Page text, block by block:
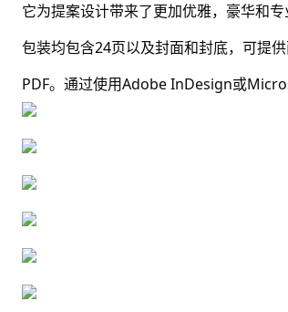
它为提案设计带来了更加优雅，豪华和
包装均包含24页以及封面和封底，可提
PDF。通过使用Adobe InDesign或